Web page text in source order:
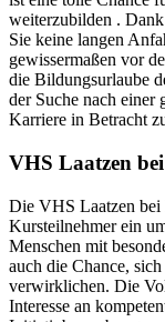
weiterzubilden .
Sie keine langen
gewissermaßen vor
die Bildungsurlaube
der Suche nach einer
Karriere in Betracht
VHS Laatzen
Die VHS Laatzen
Kursteilnehmer ein
Menschen mit
auch die Chance,
verwirklichen. Die
Interesse an